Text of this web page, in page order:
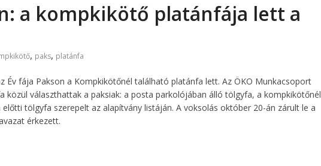
a kompkikötő platánfája lett a
, paks, platánfa
Év fája Pakson a Kompkikötőnél található platánfa lett. Az ÖKO Munkacsoport
közül választhattak a paksiak: a posta parkolójában álló tölgyfa, a kompkikötőnél
tölgyfa szerepelt az alapítvány listáján. A voksolás október 20-án zárult le a
érkezett.